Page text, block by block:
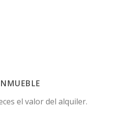
el valor del alquiler.